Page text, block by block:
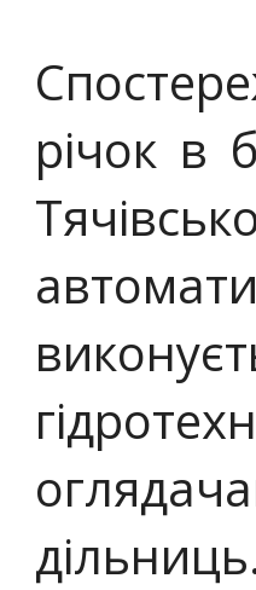
річок в